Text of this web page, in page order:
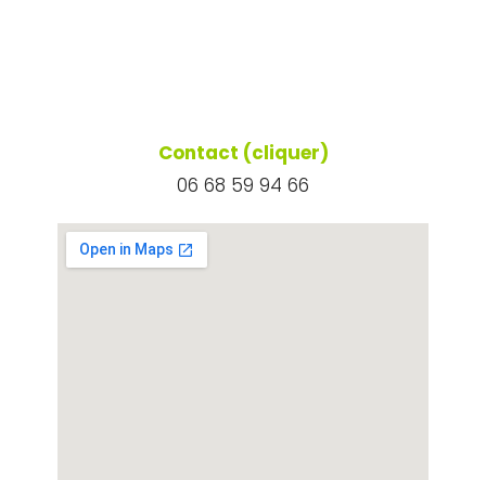
Contact (cliquer)
06 68 59 94 66